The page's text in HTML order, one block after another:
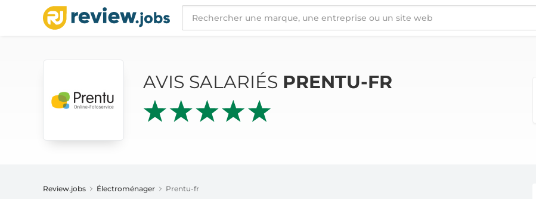
AVIS SALARIÉS PRENTU-FR
AVIS SALARIÉS PRENTU-FR
Review.jobs Électroménager Prentu-fr